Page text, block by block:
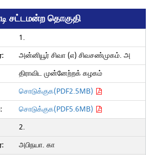
சட்டமன்ற தொகுதி
1.
அன்னியூர் சிவா (எ) சிவசண்முகம். அ
திராவிட முன்னேற்றக் கழகம்
சொடுக்குக(PDF2.5MB)
சொடுக்குக(PDF5.6MB)
2.
அபிநயா. கா